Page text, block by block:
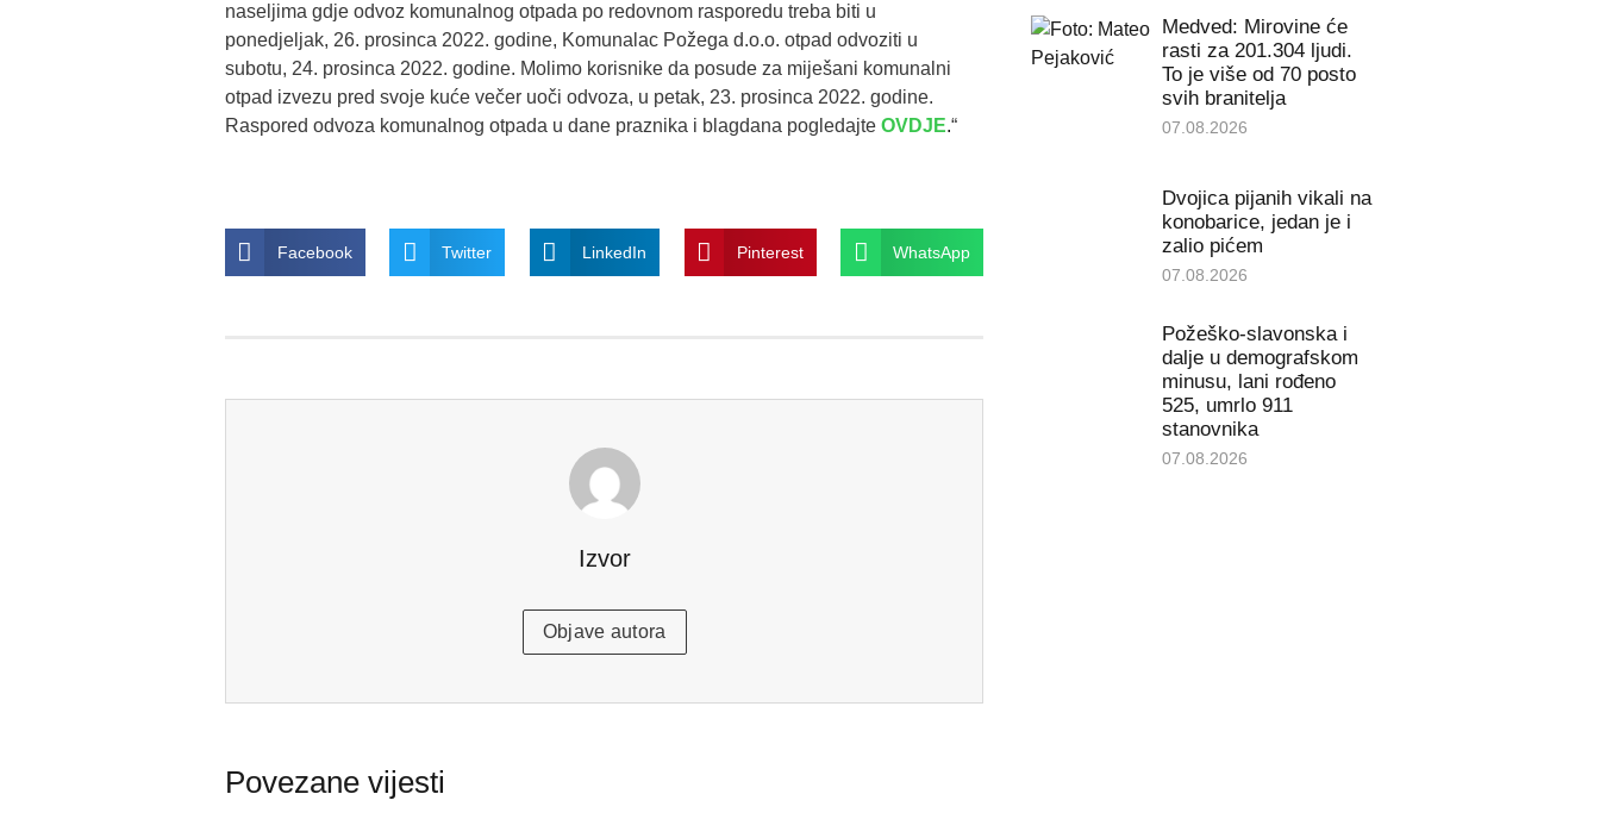
naseljima gdje odvoz komunalnog otpada po redovnom rasporedu treba biti u
ponedjeljak, 26. prosinca 2022. godine, Komunalac Požega d.o.o. otpad odvoziti u
subotu, 24. prosinca 2022. godine. Molimo korisnike da posude za miješani komunalni
otpad izvezu pred svoje kuće večer uoči odvoza, u petak, 23. prosinca 2022. godine.
Raspored odvoza komunalnog otpada u dane praznika i blagdana pogledajte OVDJE.“
Facebook Twitter LinkedIn Pinterest WhatsApp
Izvor
Objave autora
Povezane vijesti
Medved: Mirovine će
rasti za 201.304 ljudi.
To je više od 70 posto
svih branitelja
07.08.2026
Dvojica pijanih vikali na
konobarice, jedan je i
zalio pićem
07.08.2026
Požeško-slavonska i
dalje u demografskom
minusu, lani rođeno
525, umrlo 911
stanovnika
07.08.2026